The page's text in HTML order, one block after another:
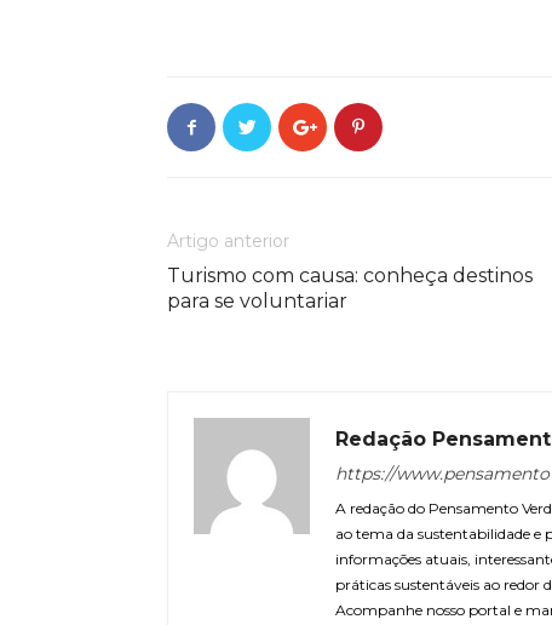
Artigo anterior
Turismo com causa: conheça destinos
para se voluntariar
Redação
https://
A redação do Pensamento
ao tema da sustentabilidade e
informações atuais,
práticas sustentáveis ao redor
Acompanhe nosso portal e